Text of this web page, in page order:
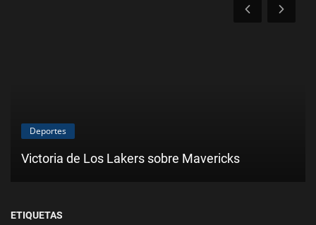
Deportes
Victoria de Los Lakers sobre Mavericks
ETIQUETAS